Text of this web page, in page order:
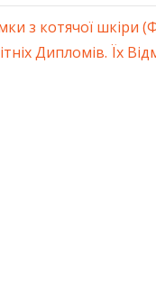
з котячої шкіри
Дипломів. Їх